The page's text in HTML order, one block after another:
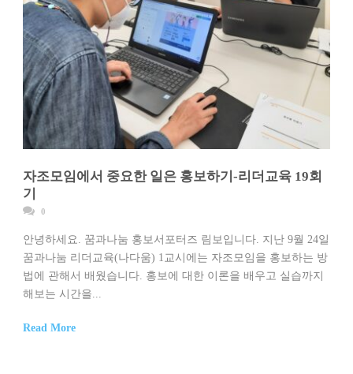
자조모임에서 중요한 일은 홍보하기-리더교육 19회
기
0
안녕하세요. 꿈과나눔 홍보서포터즈 림보입니다. 지난 9월 24일
꿈과나눔 리더교육(나다움) 1교시에는 자조모임을 홍보하는 방
법에 관해서 배웠습니다. 홍보에 대한 이론을 배우고 실습까지
해보는 시간을...
Read More